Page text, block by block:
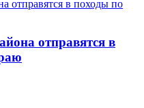
отправятся в